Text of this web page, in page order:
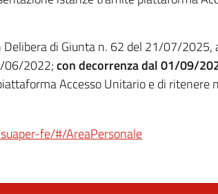
di Giunta n. 62 del 21/07/
06/2022;con decorrenza dal 01/09/
Accesso Unitario e di ritenere
fe/#/AreaPersonale